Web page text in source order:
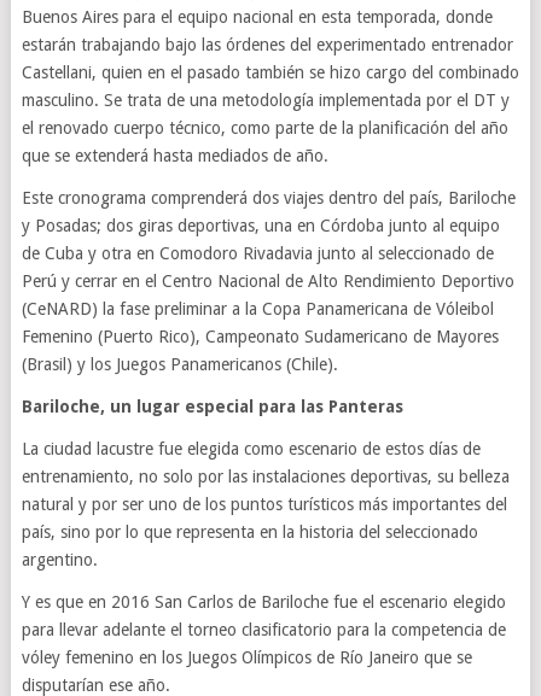
Buenos Aires para el equipo nacional en esta temporada, donde
estarán trabajando bajo las órdenes del experimentado entrenador
Castellani, quien en el pasado también se hizo cargo del combinado
masculino. Se trata de una metodología implementada por el DT y
el renovado cuerpo técnico, como parte de la planificación del año
que se extenderá hasta mediados de año.
Este cronograma comprenderá dos viajes dentro del país, Bariloche
y Posadas; dos giras deportivas, una en Córdoba junto al equipo
de Cuba y otra en Comodoro Rivadavia junto al seleccionado de
Perú y cerrar en el Centro Nacional de Alto Rendimiento Deportivo
(CeNARD) la fase preliminar a la Copa Panamericana de Vóleibol
Femenino (Puerto Rico), Campeonato Sudamericano de Mayores
(Brasil) y los Juegos Panamericanos (Chile).
Bariloche, un lugar especial para las Panteras
La ciudad lacustre fue elegida como escenario de estos días de
entrenamiento, no solo por las instalaciones deportivas, su belleza
natural y por ser uno de los puntos turísticos más importantes del
país, sino por lo que representa en la historia del seleccionado
argentino.
Y es que en 2016 San Carlos de Bariloche fue el escenario elegido
para llevar adelante el torneo clasificatorio para la competencia de
vóley femenino en los Juegos Olímpicos de Río Janeiro que se
disputarían ese año.